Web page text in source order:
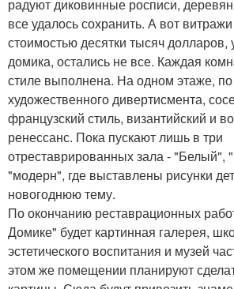
радуют диковинные росписи,
все удалось сохранить. А вот
стоимостью десятки тысяч
домика, остались не все. Каждая
стиле выполнена. На одном этаже,
художественного дивертисмента,
французский стиль, византийский и
ренессанс. Пока пускают лишь в три
отреставрированных зала - "Белый",
"модерн", где выставлены рисунки
новогоднюю тему.
По окончанию реставрационных
Домике" будет картинная галерея,
эстетического воспитания и музей
этом же помещении планируют